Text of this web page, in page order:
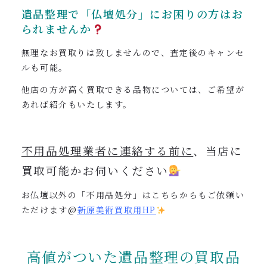
遺品整理で「仏壇処分」にお困りの方はお
られませんか
無理なお買取りは致しませんので、査定後のキャンセ
ルも可能。
他店の方が高く買取できる品物については、ご希望が
あれば紹介もいたします。
不用品処理業者に連絡する前に、当店に
買取可能かお伺いください
お仏壇以外の「不用品処分」はこちらからもご依頼い
ただけます@新原美術買取用HP
高値がついた遺品整理の買取品